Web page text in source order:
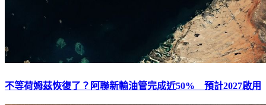
不等荷姆茲恢復了？阿聯新輸油管完成近50% 預計2027啟用